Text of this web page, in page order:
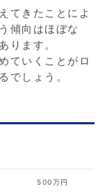
てきたことによ
傾向はほぼな
ります。
ていくことがロ
でしょう。
500万円